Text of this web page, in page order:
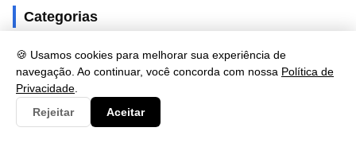
🍪 Usamos cookies para melhorar sua experiência de
navegação. Ao continuar, você concorda com nossa Política de
Privacidade
Rejeitar
Aceitar
Categorias
Consulta
Cultura
Documento